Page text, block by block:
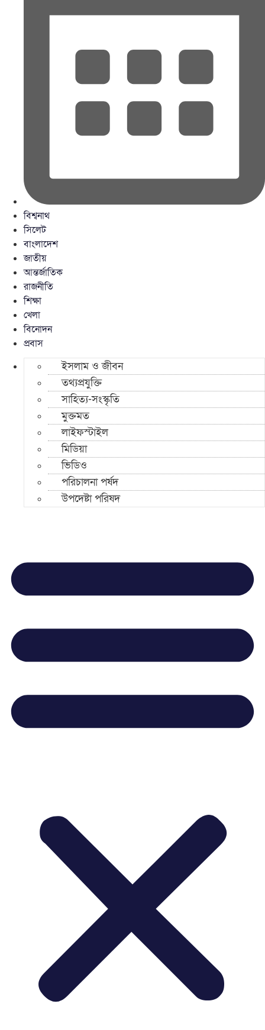
বিশ্বনাথ
সিলেট
বাংলাদেশ
জাতীয়
আন্তর্জাতিক
রাজনীতি
শিক্ষা
খেলা
বিনোদন
প্রবাস
ইসলাম ও জীবন
তথ্যপ্রযুক্তি
সাহিত্য-সংস্কৃতি
মুক্তমত
লাইফস্টাইল
মিডিয়া
ভিডিও
পরিচালনা পর্ষদ
উপদেষ্টা পরিষদ